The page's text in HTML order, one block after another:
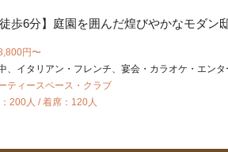
徒歩6分】庭園を囲んだ煌びやかなモダン
円〜
イタリアン・フレンチ
宴会・カラオケ・エンタ
ティースペース・クラブ
200人 / 着席：120人